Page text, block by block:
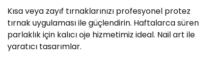
Kısa veya zayıf tırnaklarınızı profesyonel protez
tırnak uygulaması ile güçlendirin. Haftalarca süren
parlaklık için kalıcı oje hizmetimiz ideal. Nail art ile
yaratıcı tasarımlar.